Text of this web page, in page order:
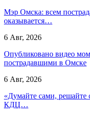
Мэр Омска: всем
оказывается…
6 Авг, 2026
Опубликовано видео
пострадавшими в Омске
6 Авг, 2026
«Думайте сами, решайте
КДЦ…